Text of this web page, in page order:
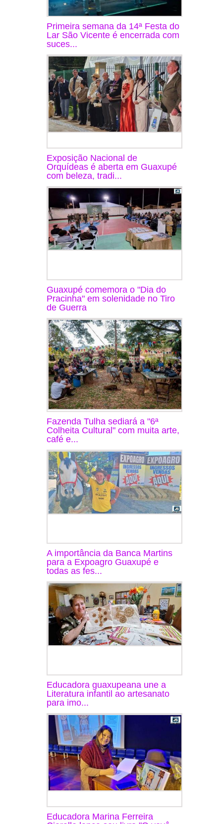
Primeira semana da 14ª Festa do
Lar São Vicente é encerrada com
suces...
Exposição Nacional de
Orquídeas é aberta em Guaxupé
com beleza, tradi...
Guaxupé comemora o "Dia do
Pracinha" em solenidade no Tiro
de Guerra
Fazenda Tulha sediará a "6ª
Colheita Cultural" com muita arte,
café e...
A importância da Banca Martins
para a Expoagro Guaxupé e
todas as fes...
Educadora guaxupeana une a
Literatura infantil ao artesanato
para imo...
Educadora Marina Ferreira